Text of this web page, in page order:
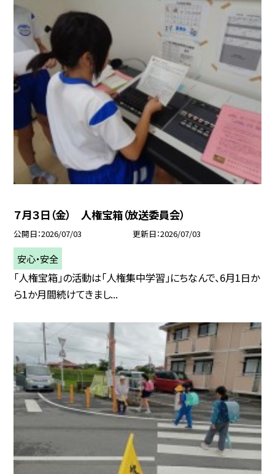
７月３日（金） 人権宝箱（放送委員会）
公開日 2026/07/03 更新日 2026/07/03
安心・安全
「人権宝箱」の活動は「人権集中学習」にちなんで、6月1日か
ら1か月間続けてきまし...